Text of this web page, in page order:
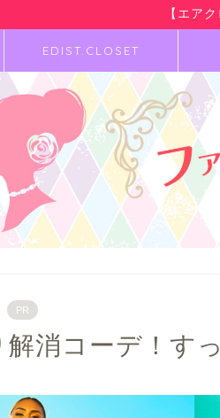
【エア
EDIST.CLOSET
PR
解消コーデ！す